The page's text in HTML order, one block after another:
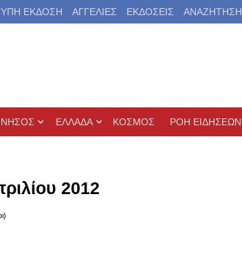
ΕΚΔΟΣΗ ΑΓΓΕΛΙΕΣ ΕΚΔΟΣΕΙΣ ΑΝΑΖΗΤΗΣΗ
ΕΛΛΑΔΑ ΚΟΣΜΟΣ ΡΟΗ ΕΙΔΗΣΕΩΝ
2012